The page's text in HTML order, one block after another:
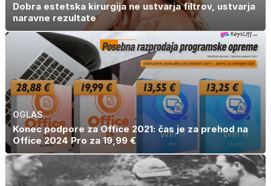
Dobra estetska kirurgija ne ustvarja filtrov, ustvarja
naravne rezultate
OGLAS
Konec podpore za Office 2021: čas je za prehod na
Office 2024 Pro za 19,99 €